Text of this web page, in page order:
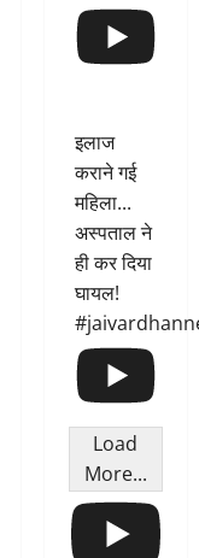
इलाज
कराने गई
महिला...
अस्पताल ने
ही कर दिया
घायल!
Load
More...